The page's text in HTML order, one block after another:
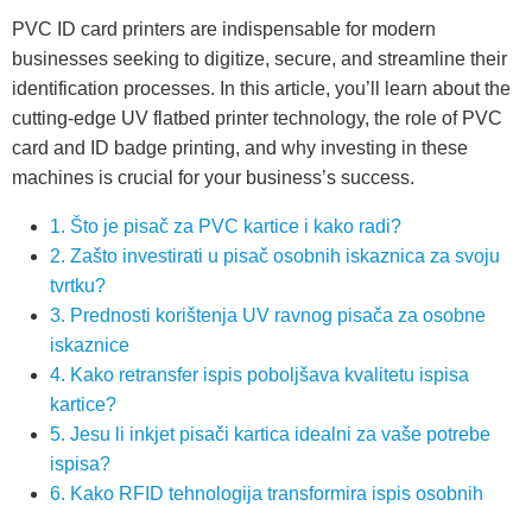
PVC ID card printers are indispensable for modern
businesses seeking to digitize, secure, and streamline their
identification processes. In this article, you’ll learn about the
cutting-edge UV flatbed printer technology, the role of PVC
card and ID badge printing, and why investing in these
machines is crucial for your business’s success.
1. Što je pisač za PVC kartice i kako radi?
2. Zašto investirati u pisač osobnih iskaznica za svoju
tvrtku?
3. Prednosti korištenja UV ravnog pisača za osobne
iskaznice
4. Kako retransfer ispis poboljšava kvalitetu ispisa
kartice?
5. Jesu li inkjet pisači kartica idealni za vaše potrebe
ispisa?
6. Kako RFID tehnologija transformira ispis osobnih